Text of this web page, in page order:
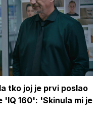
tko joj je prvi poslao
'IQ 160': 'Skinula mi je